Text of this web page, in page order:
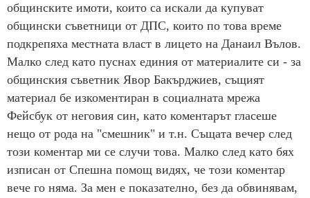
общинските имоти, които са искали да купуват
общински съветници от ДПС, които по това време
подкрепяха местната власт в лицето на Данаил Вълов.
Малко след като пуснах единия от материалите си - за
общинския съветник Явор Бакърджиев, същият
материал бе изкоментиран в социалната мрежа
Фейсбук от неговия син, като коментарът гласеше
нещо от рода на "смешник" и т.н. Същата вечер след
този коментар ми се случи това. Малко след като бях
изписан от Спешна помощ видях, че този коментар
вече го няма. За мен е показателно, без да обвинявам,